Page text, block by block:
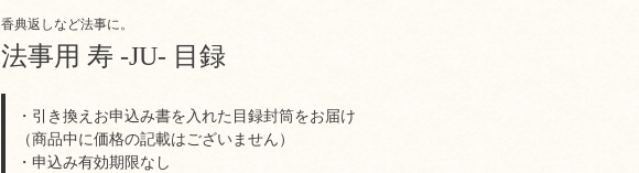
香典返しなど法事に。
法事用 寿 -JU- 目録
・引き換えお申込み書を入れた目録封筒をお届け
（商品中に価格の記載はございません）
・申込み有効期限なし